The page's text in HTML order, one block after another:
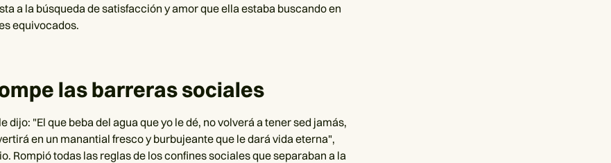
a la búsqueda de satisfacción y amor que ella estaba buscando en
equivocados.
las barreras sociales
dijo: "El que beba del agua que yo le dé, no volverá a tener sed jamás,
en un manantial fresco y burbujeante que le dará vida eterna",
Rompió todas las reglas de los confines sociales que separaban a la